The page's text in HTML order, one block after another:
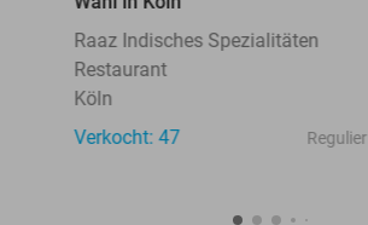
Raaz Indisches Spezialitäten
Restaurant
Köln
Verkocht: 47
Regulier